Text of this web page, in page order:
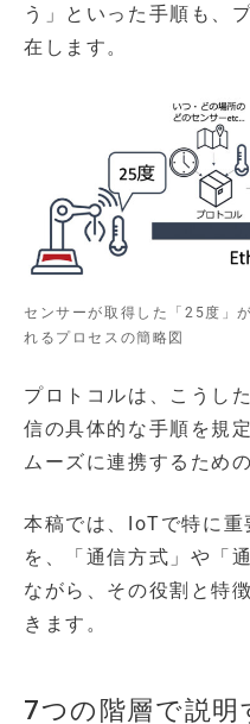
う」といった手順も、
在します。
センサーが取得した「25度」
れるプロセスの簡略図
プロトコルは、こうし
信の具体的な手順を規
ムーズに連携するため
本稿では、IoTで特に
を、「通信方式」や「
ながら、その役割と特
きます。
7つの階層で説明